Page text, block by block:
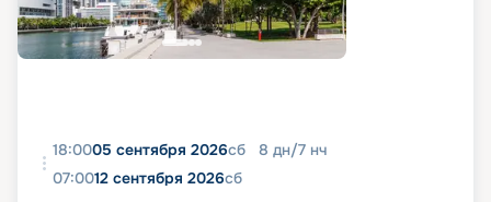
18:0005 сентября 2026сб 8 дн/7 нч
07:0012 сентября 2026сб